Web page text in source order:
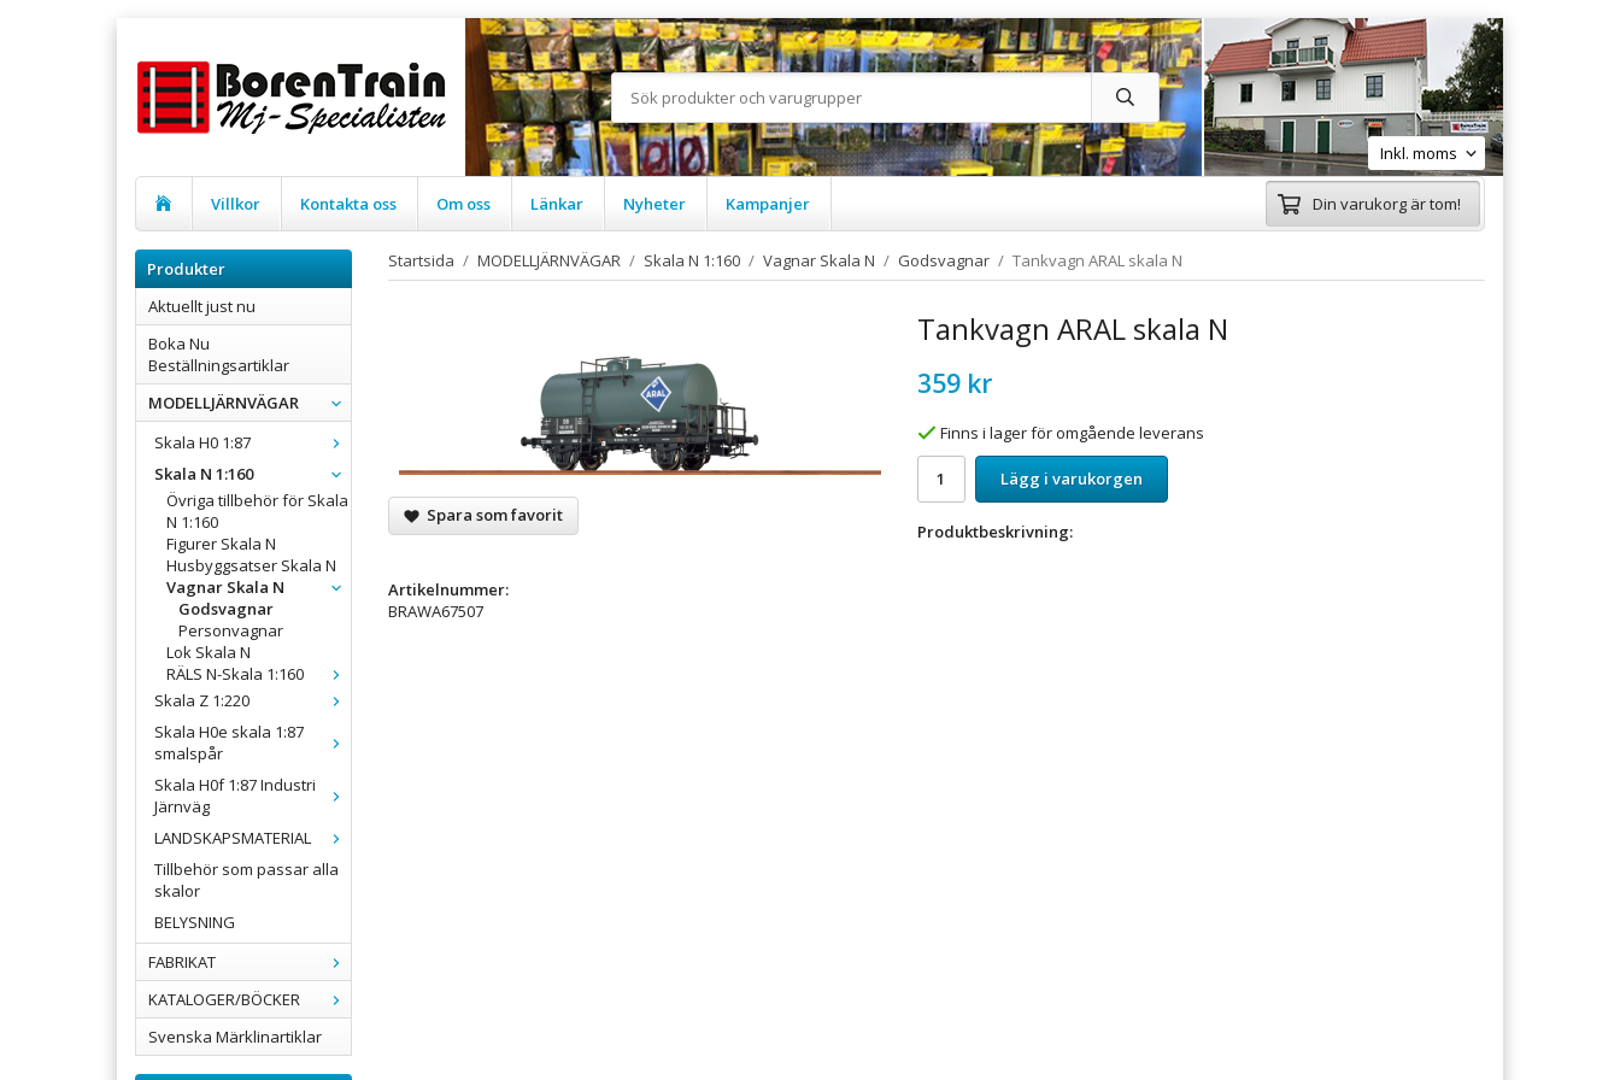
Villkor Kontakta oss Om oss Länkar Nyheter Kampanjer Din varukorg är tom!
Produkter
Aktuellt just nu
Boka Nu
Beställningsartiklar
MODELLJÄRNVÄGAR
Skala H0 1:87
Skala N 1:160
Övriga tillbehör för Skala
N 1:160
Figurer Skala N
Husbyggsatser Skala N
Vagnar Skala N
Godsvagnar
Personvagnar
Lok Skala N
RÄLS N-Skala 1:160
Skala Z 1:220
Skala H0e skala 1:87
smalspår
Skala H0f 1:87 Industri
Järnväg
LANDSKAPSMATERIAL
Tillbehör som passar alla
skalor
BELYSNING
FABRIKAT
KATALOGER/BÖCKER
Svenska Märklinartiklar
Startsida / MODELLJÄRNVÄGAR / Skala N 1:160 / Vagnar Skala N / Godsvagnar / Tankvagn ARAL skala N
Tankvagn ARAL skala N
359 kr
Finns i lager för omgående leverans
Lägg i varukorgen
Produktbeskrivning:
Spara som favorit
Artikelnummer:
BRAWA67507